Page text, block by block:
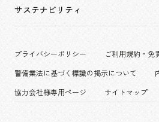
コーポレート
コンベンション & イベント
パブリック
キャリア採用
働く環境
サステナビリティ
プライバシーポリシー
ご利用規約・免
警備業法に基づく標識の掲示について
協力会社様専用ページ
サイトマップ